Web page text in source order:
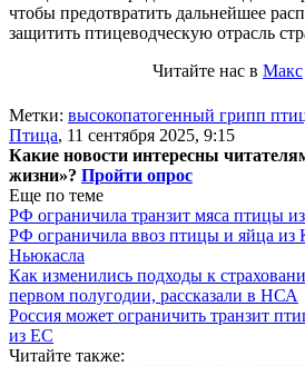
чтобы предотвратить дальнейшее
защитить птицеводческую отрасль
Читайте нас в Макс
Метки: высокопатогенный грипп
Птица, 11 сентября 2025, 9:15
Какие новости интересны
жизни»? Пройти опрос
Еще по теме
РФ ограничила транзит мяса птицы
РФ ограничила ввоз птицы и яйца из
Ньюкасла
Как изменились подходы к
первом полугодии, рассказали в НСА
Россия может ограничить транзит
из ЕС
Читайте также: